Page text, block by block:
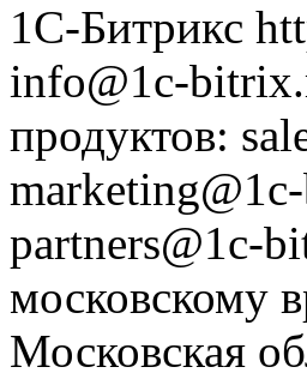
1С-Битрикс
info@1c-
продуктов:
partners@1c-
московскому
Московская